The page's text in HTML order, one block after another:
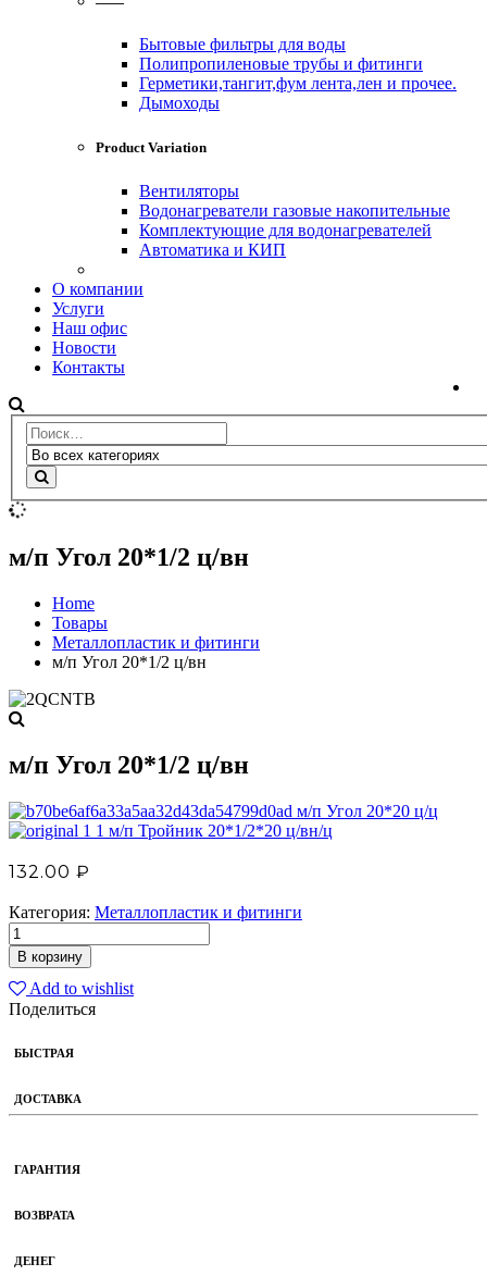
Бытовые фильтры для воды
Полипропиленовые трубы и фитинги
Герметики,тангит,фум лента,лен и прочее.
Дымоходы
Product Variation
Вентиляторы
Водонагреватели газовые накопительные
Комплектующие для водонагревателей
Автоматика и КИП
О компании
Услуги
Наш офис
Новости
Контакты
м/п Угол 20*1/2 ц/вн
Home
Товары
Металлопластик и фитинги
м/п Угол 20*1/2 ц/вн
м/п Угол 20*1/2 ц/вн
м/п Угол 20*20 ц/ц
м/п Тройник 20*1/2*20 ц/вн/ц
132.00 ₽
Категория: Металлопластик и фитинги
В корзину
Add to wishlist
Поделиться
БЫСТРАЯ
ДОСТАВКА
ГАРАНТИЯ
ВОЗВРАТА
ДЕНЕГ